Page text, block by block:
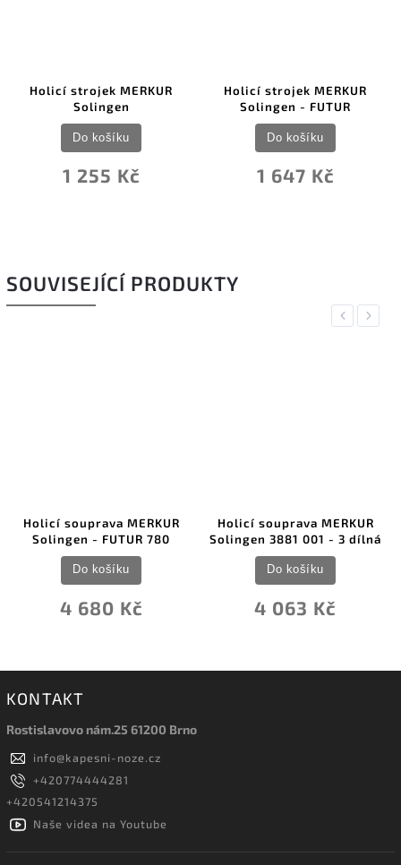
Holicí strojek MERKUR
Solingen
1 255 Kč
Do košíku
Holicí strojek MERKUR
Solingen - FUTUR
1 647 Kč
Do košíku
SOUVISEJÍCÍ PRODUKTY
Previous
Holicí souprava MERKUR
Solingen - FUTUR 780
4 680 Kč
Do košíku
Holicí souprava MERKUR
Solingen 3881 001 - 3 dílná
4 063 Kč
Do košíku
Next
KONTAKT
Rostislavovo nám.25 61200 Brno
info@kapesni-noze.cz
+420774444281
+420541214375
Naše videa na Youtube